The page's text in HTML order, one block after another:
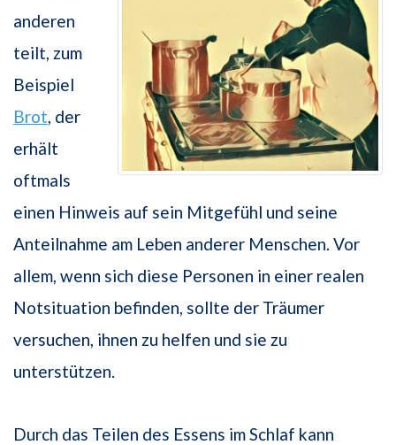
anderen
teilt, zum
Beispiel
Brot , der
erhält
oftmals
einen Hinweis auf sein Mitgefühl und seine
Anteilnahme am Leben anderer Menschen. Vor
allem, wenn sich diese Personen in einer realen
Notsituation befinden, sollte der Träumer
versuchen, ihnen zu helfen und sie zu
unterstützen.
Durch das Teilen des Essens im Schlaf kann